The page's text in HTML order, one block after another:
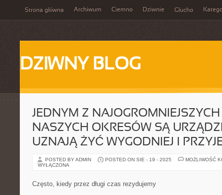
Strona główna Archiwum Ciemno Dziwnie Głucho
DZIWNY BLOG
JEDNYM Z
NASZYCH OKRESÓW SĄ
UZNAJĄ ŻYĆ WYGODNIEJ I
POSTED BY ADMIN POSTED ON SIE - 19 - 2025
MOŻLIWOŚĆ
WYŁĄCZONA
Często, kiedy przez długi czas rezydujemy